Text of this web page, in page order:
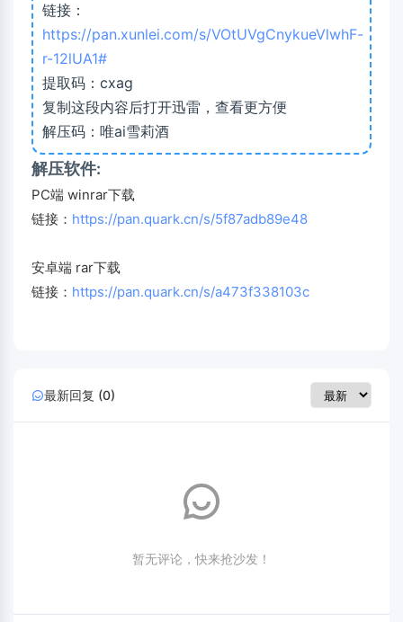
链接：
https://pan.xunlei.com/s/VOtUVgCnykueVlwhF-
r-12lUA1#
提取码：cxag
复制这段内容后打开迅雷，查看更方便
解压码：唯ai雪莉酒
解压软件:
PC端 winrar下载
链接： https://pan.quark.cn/s/5f87adb89e48
安卓端 rar下载
链接： https://pan.quark.cn/s/a473f338103c
最新回复 (0)
暂无评论，快来抢沙发！